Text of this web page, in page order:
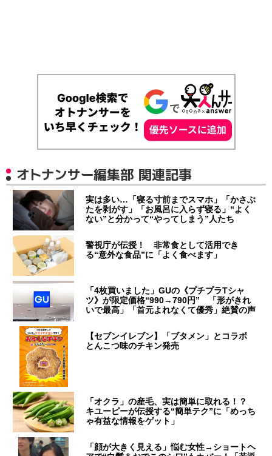
オトナンサー編集部 関連記事
実は多い…「寝る寸前までスマホ」「かさぶ
たを剥がす」「お風呂に入らず寝る」“よく
ない”と分かって“やってしまう”人たち
警視庁が伝授！ 非常食として活用でき
る“意外な食品”に「よく食べます」
「4枚買いました」GUの《プチプラTシャ
ツ》が限定価格“990→790円” 「形がきれ
いで最高」「首元よれなくて優秀」絶賛の声
【セブンイレブン】「ブタメン」とコラボ
とんこつ味のチキン発売
「オクラ」の産毛、実は簡単に取れる！？
キユーピーが伝授する“簡単テク”に「めっち
ゃ有益な情報をゲット」
「顔が大きく見える」悩む女性→ショートヘ